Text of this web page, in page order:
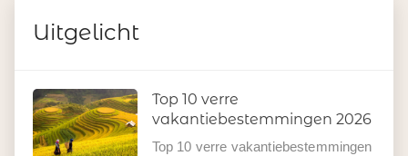
Uitgelicht
Top 10 verre
vakantiebestemmingen 2026
Top 10 verre vakantiebestemmingen